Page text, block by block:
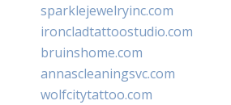
sparklejewelryinc.com
ironcladtattoostudio.com
bruinshome.com
annascleaningsvc.com
wolfcitytattoo.com